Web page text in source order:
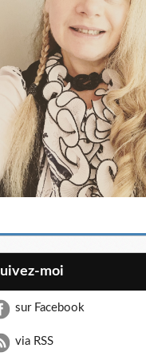
Suivez-moi
sur Facebook
via RSS